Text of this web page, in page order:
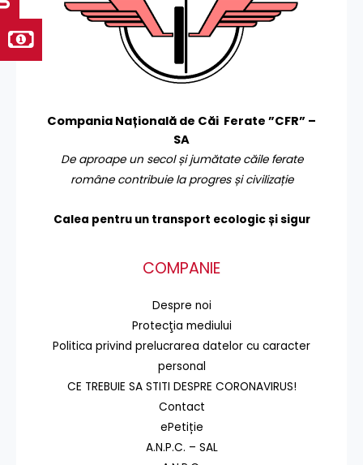
Compania Națională de Căi Ferate ”CFR” –
SA
De aproape un secol și jumătate căile ferate
române contribuie la progres și civilizație
Calea pentru un transport ecologic și sigur
COMPANIE
Despre noi
Protecţia mediului
Politica privind prelucrarea datelor cu caracter
personal
CE TREBUIE SA STITI DESPRE CORONAVIRUS!
Contact
ePetiție
A.N.P.C. – SAL